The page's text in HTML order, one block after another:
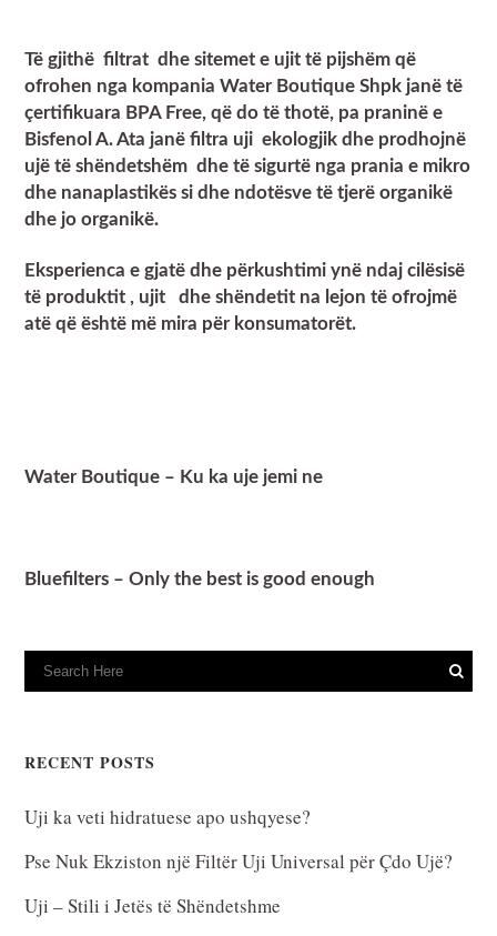
Të gjithë filtrat dhe sitemet e ujit të pijshëm që
ofrohen nga kompania Water Boutique Shpk janë të
çertifikuara BPA Free, që do të thotë, pa praninë e
Bisfenol A. Ata janë filtra uji ekologjik dhe prodhojnë
ujë të shëndetshëm dhe të sigurtë nga prania e mikro
dhe nanaplastikës si dhe ndotësve të tjerë organikë
dhe jo organikë.
Eksperienca e gjatë dhe përkushtimi ynë ndaj cilësisë
të produktit , ujit dhe shëndetit na lejon të ofrojmë
atë që është më mira për konsumatorët.
Water Boutique – Ku ka uje jemi ne
Bluefilters – Only the best is good enough
RECENT POSTS
Uji ka veti hidratuese apo ushqyese?
Pse Nuk Ekziston një Filtër Uji Universal për Çdo Ujë?
Uji – Stili i Jetës të Shëndetshme